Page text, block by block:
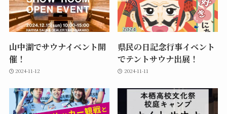
山中湖でサウナイベント開
催！
2024-11-12
県民の日記念行事イベント
でテントサウナ出展！
2024-11-11